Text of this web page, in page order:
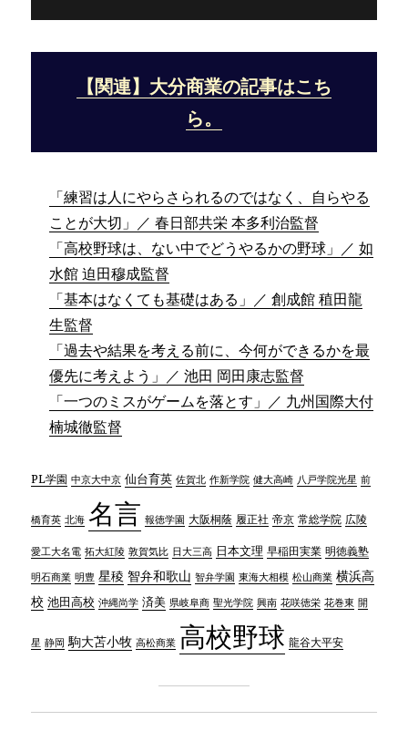
【関連】大分商業の記事はこち
ら。
「練習は人にやらさられるのではなく、自らやる
ことが大切」／ 春日部共栄 本多利治監督
「高校野球は、ない中でどうやるかの野球」／ 如
水館 迫田穆成監督
「基本はなくても基礎はある」／ 創成館 稙田龍
生監督
「過去や結果を考える前に、今何ができるかを最
優先に考えよう」／ 池田 岡田康志監督
「一つのミスがゲームを落とす」／ 九州国際大付
楠城徹監督
PL学園 中京大中京 仙台育英 佐賀北 作新学院 健大高崎 八戸学院光星 前
橋育英 北海 名言 報徳学園 大阪桐蔭 履正社 帝京 常総学院 広陵
愛工大名電 拓大紅陵 敦賀気比 日大三高 日本文理 早稲田実業 明徳義塾
明石商業 明豊 星稜 智弁和歌山 智弁学園 東海大相模 松山商業 横浜高
校 池田高校 沖縄尚学 済美 県岐阜商 聖光学院 興南 花咲徳栄 花巻東 開
星 静岡 駒大苫小牧 高松商業 高校野球 龍谷大平安